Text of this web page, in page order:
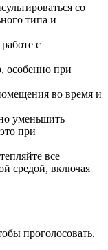
со
типа и
с
особенно при
во время и
уменьшить
при
все
средой, включая
проголосовать.